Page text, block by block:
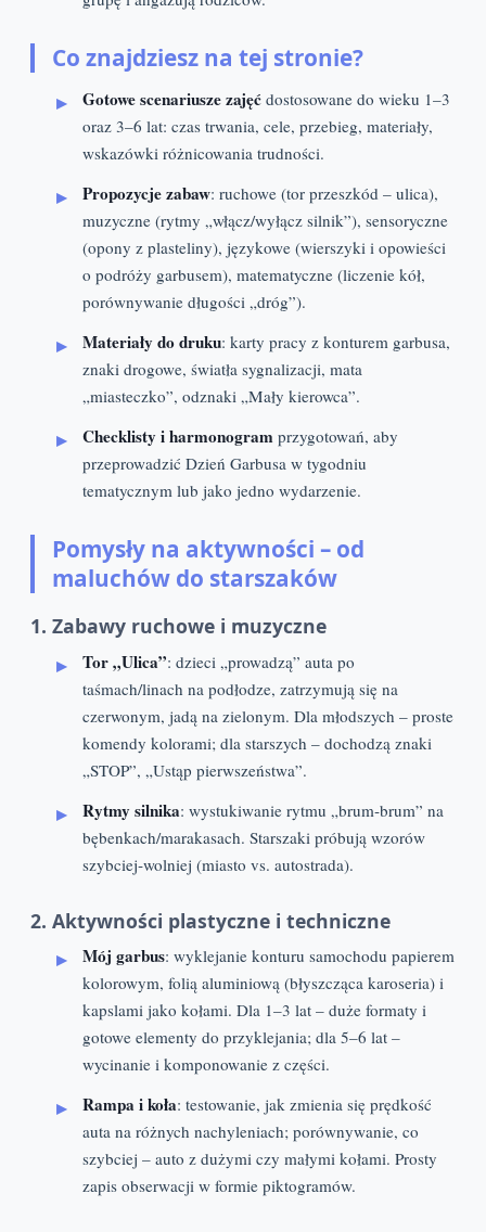
Co znajdziesz na tej stronie?
Gotowe scenariusze zajęć dostosowane do wieku 1–3
oraz 3–6 lat: czas trwania, cele, przebieg, materiały,
wskazówki różnicowania trudności.
Propozycje zabaw: ruchowe (tor przeszkód – ulica),
muzyczne (rytmy „włącz/wyłącz silnik”), sensoryczne
(opony z plasteliny), językowe (wierszyki i opowieści
o podróży garbusem), matematyczne (liczenie kół,
porównywanie długości „dróg”).
Materiały do druku: karty pracy z konturem garbusa,
znaki drogowe, światła sygnalizacji, mata
„miasteczko”, odznaki „Mały kierowca”.
Checklisty i harmonogram przygotowań, aby
przeprowadzić Dzień Garbusa w tygodniu
tematycznym lub jako jedno wydarzenie.
Pomysły na aktywności – od
maluchów do starszaków
1. Zabawy ruchowe i muzyczne
Tor „Ulica”: dzieci „prowadzą” auta po
taśmach/linach na podłodze, zatrzymują się na
czerwonym, jadą na zielonym. Dla młodszych – proste
komendy kolorami; dla starszych – dochodzą znaki
„STOP”, „Ustąp pierwszeństwa”.
Rytmy silnika: wystukiwanie rytmu „brum‑brum” na
bębenkach/marakasach. Starszaki próbują wzorów
szybciej‑wolniej (miasto vs. autostrada).
2. Aktywności plastyczne i techniczne
Mój garbus: wyklejanie konturu samochodu papierem
kolorowym, folią aluminiową (błyszcząca karoseria) i
kapslami jako kołami. Dla 1–3 lat – duże formaty i
gotowe elementy do przyklejania; dla 5–6 lat –
wycinanie i komponowanie z części.
Rampa i koła: testowanie, jak zmienia się prędkość
auta na różnych nachyleniach; porównywanie, co
szybciej – auto z dużymi czy małymi kołami. Prosty
zapis obserwacji w formie piktogramów.